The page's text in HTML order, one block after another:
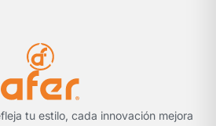
tu estilo, cada innovación mejora